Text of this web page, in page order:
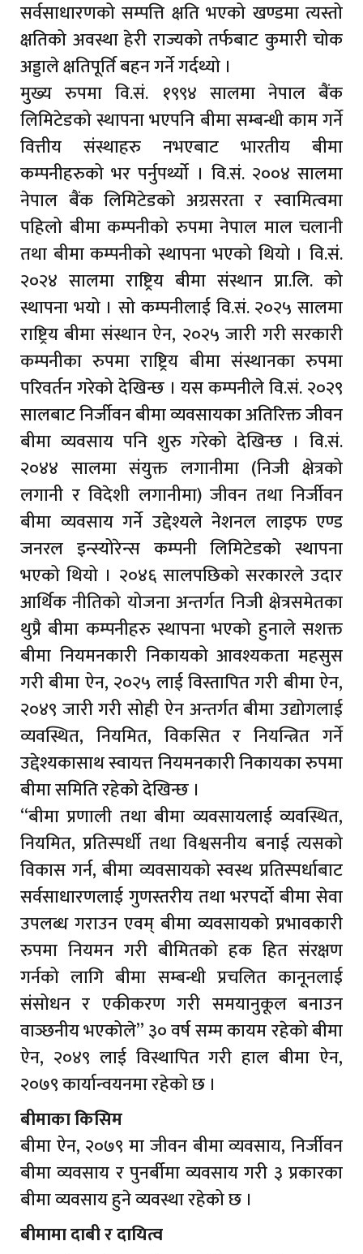
सर्वसाधारणको सम्पत्ति क्षति भएको खण्डमा त्यस्तो
क्षतिको अवस्था हेरी राज्यको तर्फबाट कुमारी चोक
अड्डाले क्षतिपूर्ति बहन गर्ने गर्दथ्यो ।
मुख्य रुपमा वि.सं. १९९४ सालमा नेपाल बैंक
लिमिटेडको स्थापना भएपनि बीमा सम्बन्धी काम गर्ने
वित्तीय संस्थाहरु नभएबाट भारतीय बीमा
कम्पनीहरुको भर पर्नुपर्थ्यो । वि.सं. २००४ सालमा
नेपाल बैंक लिमिटेडको अग्रसरता र स्वामित्वमा
पहिलो बीमा कम्पनीको रुपमा नेपाल माल चलानी
तथा बीमा कम्पनीको स्थापना भएको थियो । वि.सं.
२०२४ सालमा राष्ट्रिय बीमा संस्थान प्रा.लि. को
स्थापना भयो । सो कम्पनीलाई वि.सं. २०२५ सालमा
राष्ट्रिय बीमा संस्थान ऐन, २०२५ जारी गरी सरकारी
कम्पनीका रुपमा राष्ट्रिय बीमा संस्थानका रुपमा
परिवर्तन गरेको देखिन्छ । यस कम्पनीले वि.सं. २०२९
सालबाट निर्जीवन बीमा व्यवसायका अतिरिक्त जीवन
बीमा व्यवसाय पनि शुरु गरेको देखिन्छ । वि.सं.
२०४४ सालमा संयुक्त लगानीमा (निजी क्षेत्रको
लगानी र विदेशी लगानीमा) जीवन तथा निर्जीवन
बीमा व्यवसाय गर्ने उद्देश्यले नेशनल लाइफ एण्ड
जनरल इन्स्योरेन्स कम्पनी लिमिटेडको स्थापना
भएको थियो । २०४६ सालपछिको सरकारले उदार
आर्थिक नीतिको योजना अन्तर्गत निजी क्षेत्रसमेतका
थुप्रै बीमा कम्पनीहरु स्थापना भएको हुनाले सशक्त
बीमा नियमनकारी निकायको आवश्यकता महसुस
गरी बीमा ऐन, २०२५ लाई विस्तापित गरी बीमा ऐन,
२०४९ जारी गरी सोही ऐन अन्तर्गत बीमा उद्योगलाई
व्यवस्थित, नियमित, विकसित र नियन्त्रित गर्ने
उद्देश्यकासाथ स्वायत्त नियमनकारी निकायका रुपमा
बीमा समिति रहेको देखिन्छ ।
“बीमा प्रणाली तथा बीमा व्यवसायलाई व्यवस्थित,
नियमित, प्रतिस्पर्धी तथा विश्वसनीय बनाई त्यसको
विकास गर्न, बीमा व्यवसायको स्वस्थ प्रतिस्पर्धाबाट
सर्वसाधारणलाई गुणस्तरीय तथा भरपर्दो बीमा सेवा
उपलब्ध गराउन एवम् बीमा व्यवसायको प्रभावकारी
रुपमा नियमन गरी बीमितको हक हित संरक्षण
गर्नको लागि बीमा सम्बन्धी प्रचलित कानूनलाई
संसोधन र एकीकरण गरी समयानुकूल बनाउन
वाञ्छनीय भएकोले” ३० वर्ष सम्म कायम रहेको बीमा
ऐन, २०४९ लाई विस्थापित गरी हाल बीमा ऐन,
२०७९ कार्यान्वयनमा रहेको छ ।
बीमाका किसिम
बीमा ऐन, २०७९ मा जीवन बीमा व्यवसाय, निर्जीवन
बीमा व्यवसाय र पुनर्बीमा व्यवसाय गरी ३ प्रकारका
बीमा व्यवसाय हुने व्यवस्था रहेको छ ।
बीमामा दाबी र दायित्व